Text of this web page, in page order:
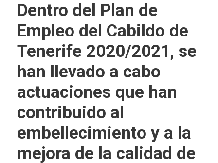
Dentro del Plan de
Empleo del Cabildo de
Tenerife 2020/2021, se
han llevado a cabo
actuaciones que han
contribuido al
embellecimiento y a la
mejora de la calidad de